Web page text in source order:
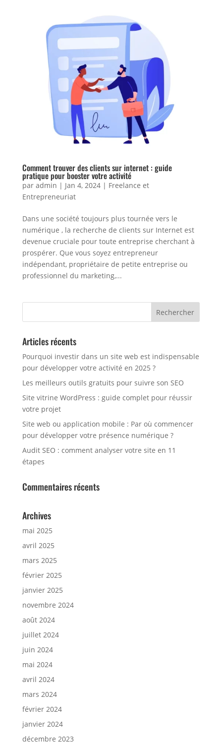
Comment trouver des clients sur internet : guide
pratique pour booster votre activité
par admin | Jan 4, 2024| Freelance et
Entrepreneuriat
Dans une société toujours plus tournée vers le
numérique , la recherche de clients sur Internet est
devenue cruciale pour toute entreprise cherchant à
prospérer. Que vous soyez entrepreneur
indépendant, propriétaire de petite entreprise ou
professionnel du marketing,...
Articles récents
Pourquoi investir dans un site web est indispensable
pour développer votre activité en 2025 ?
Les meilleurs outils gratuits pour suivre son SEO
Site vitrine WordPress : guide complet pour réussir
votre projet
Site web ou application mobile : Par où commencer
pour développer votre présence numérique ?
Audit SEO : comment analyser votre site en 11
étapes
Commentaires récents
Archives
mai 2025
avril 2025
mars 2025
février 2025
janvier 2025
novembre 2024
août 2024
juillet 2024
juin 2024
mai 2024
avril 2024
mars 2024
février 2024
janvier 2024
décembre 2023